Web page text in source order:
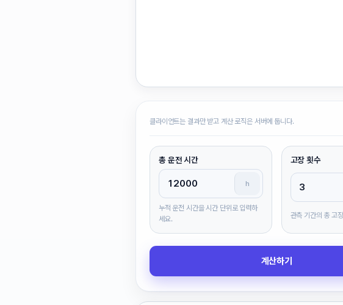
클라이언트는 결과만 받고 계산 로직은 서버에 둡니다.
총 운전 시간
h
누적 운전 시간을 시간 단위로 입력하
세요.
고장 횟수
관측 기간의 총 고
계산하기